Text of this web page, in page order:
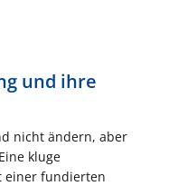
und ihre
nicht ändern, aber
kluge
einer fundierten